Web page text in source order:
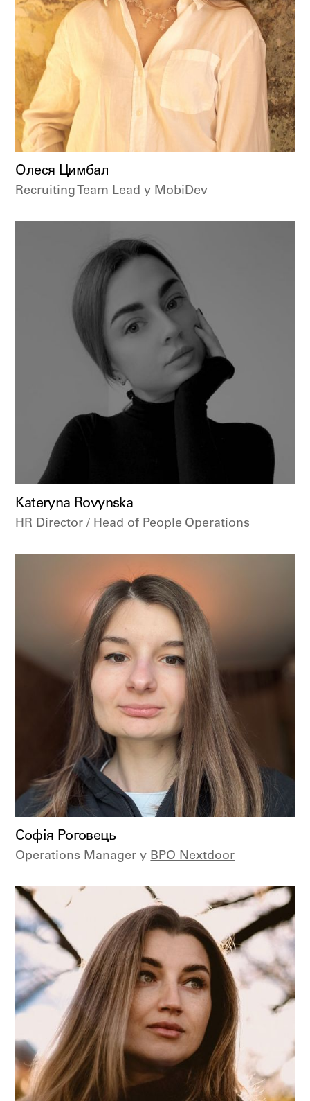
Олеся Цимбал
Recruiting Team Lead у MobiDev
Kateryna Rovynska
HR Director / Head of People Operations
Софія Роговець
Operations Manager у BPO Nextdoor